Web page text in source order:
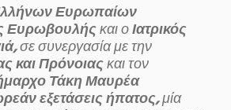
Ευρωπαίων
Ευρωβουλήςκαι οΙατρικός
σε συνεργασία με την
και Πρόνοιαςκαι τον
Τάκη Μαυρέα
εξετάσεις ήπατος,μία